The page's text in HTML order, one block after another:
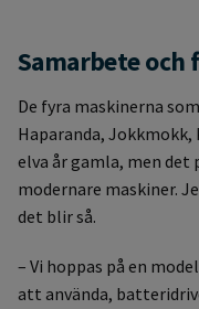
Samarbete och
De fyra maskinerna
Haparanda, Jokkmokk,
elva år gamla, men det
modernare maskiner.
det blir så.
– Vi hoppas på en
att använda,